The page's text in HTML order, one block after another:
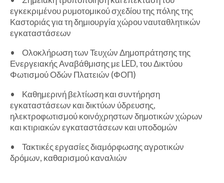
εγκεκριμένου ρυμοτομικού σχεδίου της πόλης της
Καστοριάς για τη δημιουργία χώρου ναυταθλητικών
εγκαταστάσεων
•
Ολοκλήρωση των Τευχών Δημοπράτησης της
Ενεργειακής Αναβάθμισης με LED, του Δικτύου
Φωτισμού Οδών Πλατειών (ΦΟΠ)
•
Καθημερινή βελτίωση και συντήρηση
εγκαταστάσεων και δικτύων ύδρευσης,
ηλεκτροφωτισμού κοινόχρηστων δημοτικών χώρων
και κτιριακών εγκαταστάσεων και υποδομών
•
Τακτικές εργασίες διαμόρφωσης αγροτικών
δρόμων, καθαρισμού καναλιών